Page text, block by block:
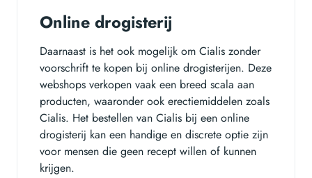
Online drogisterij
Daarnaast is het ook mogelijk om Cialis zonder
voorschrift te kopen bij online drogisterijen. Deze
webshops verkopen vaak een breed scala aan
producten, waaronder ook erectiemiddelen zoals
Cialis. Het bestellen van Cialis bij een online
drogisterij kan een handige en discrete optie zijn
voor mensen die geen recept willen of kunnen
krijgen.